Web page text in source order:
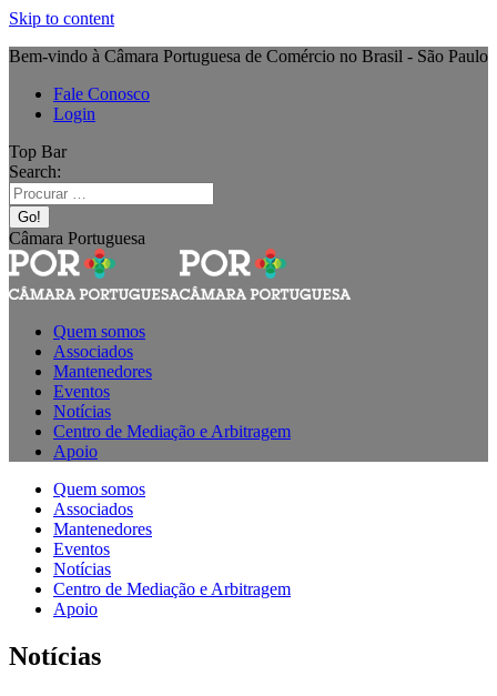
Skip to content
Bem-vindo à Câmara Portuguesa de Comércio no Brasil - São Paulo
Fale Conosco
Login
Top Bar
Search:
Câmara Portuguesa
Quem somos
Associados
Mantenedores
Eventos
Notícias
Centro de Mediação e Arbitragem
Apoio
Quem somos
Associados
Mantenedores
Eventos
Notícias
Centro de Mediação e Arbitragem
Apoio
Notícias